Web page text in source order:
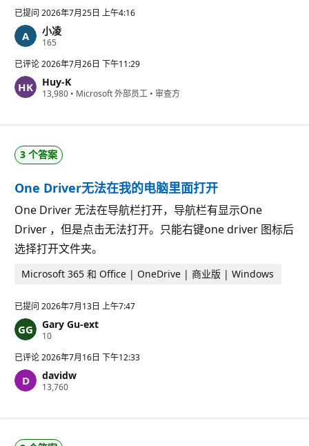
已提问 2026年7月25日 上午4:16
小凌
165
分
已评论2026年7月26日 下午11:29
Huy-K
13,980 信
• Microsoft 外部员工 • 审查方
3 个答案
One Driver无法在我的电脑里面打开
One Driver 无法在导航栏打开，导航栏有显示One
Driver ，但是点击无法打开。只能右键one driver 图标后
选择打开文件夹。
Microsoft 365 和 Office | OneDrive | 商业版 | Windows
已提问 2026年7月13日 上午7:47
Gary Gu-ext
10信
分
已评论2026年7月16日 下午12:33
davidw
13,760信